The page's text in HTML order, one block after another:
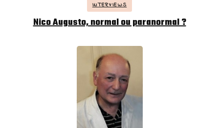
INTERVIEWS
Nico Augusto, normal ou paranormal ?